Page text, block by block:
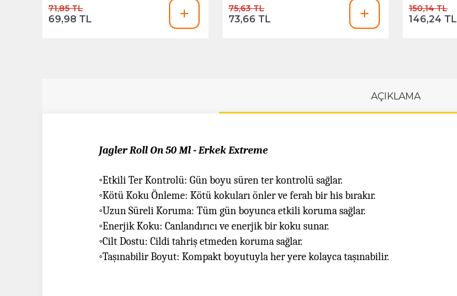
71,85 TL
69,98 TL
75,63 TL
73,66 TL
150,14 TL
146,24 TL
AÇIKLAMA
Jagler Roll On 50 Ml - Erkek Extreme
◦Etkili Ter Kontrolü: Gün boyu süren ter kontrolü sağlar.
◦Kötü Koku Önleme: Kötü kokuları önler ve ferah bir his bırakır.
◦Uzun Süreli Koruma: Tüm gün boyunca etkili koruma sağlar.
◦Enerjik Koku: Canlandırıcı ve enerjik bir koku sunar.
◦Cilt Dostu: Cildi tahriş etmeden koruma sağlar.
◦Taşınabilir Boyut: Kompakt boyutuyla her yere kolayca taşınabilir.